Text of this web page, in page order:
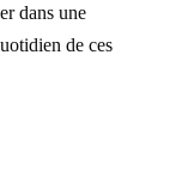
dans une
de ces